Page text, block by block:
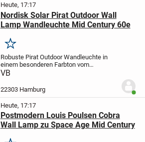
Heute, 17:17
Nordisk Solar Pirat Outdoor Wall
Lamp Wandleuchte Mid Century 60e
Merken
Robuste Pirat Outdoor Wandleuchte in
einem besonderen Farbton vom
dänischen Hersteller Nordisk Solar.
Funktionalität beruhenden, maritimen
Formensprache. Das...
VB
22303 Hamburg
Heute, 17:17
Postmodern Louis Poulsen Cobra
Wall Lamp zu Space Age Mid Century